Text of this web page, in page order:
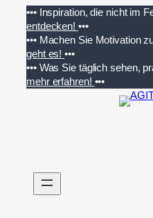
Inhalt
springen
••• Inspiration, die nicht im
entdecken! •••
••• Machen Sie Motivation
geht es!•••
••• Was Sie täglich sehen,
mehr erfahren! •••